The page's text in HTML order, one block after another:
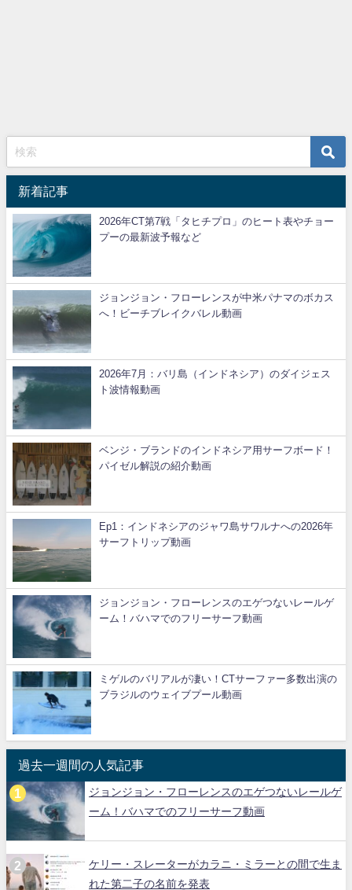
新着記事
2026年CT第7戦「タヒチプロ」のヒート表やチョー
プーの最新波予報など
ジョンジョン・フローレンスが中米パナマのボカス
へ！ビーチブレイクバレル動画
2026年7月：バリ島（インドネシア）のダイジェス
ト波情報動画
ベンジ・ブランドのインドネシア用サーフボード！
パイゼル解説の紹介動画
Ep1：インドネシアのジャワ島サワルナへの2026年
サーフトリップ動画
ジョンジョン・フローレンスのエゲつないレールゲ
ーム！バハマでのフリーサーフ動画
ミゲルのバリアルが凄い！CTサーファー多数出演の
ブラジルのウェイブプール動画
過去一週間の人気記事
ジョンジョン・フローレンスのエゲつないレールゲ
ーム！バハマでのフリーサーフ動画
ケリー・スレーターがカラニ・ミラーとの間で生ま
れた第二子の名前を発表